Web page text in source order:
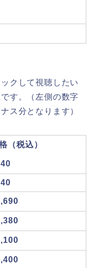
クして視聴したい
す。（左側の数字
ス分となります）
（税込）